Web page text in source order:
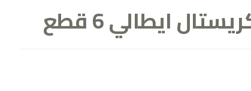
ايطالي 6 قطع